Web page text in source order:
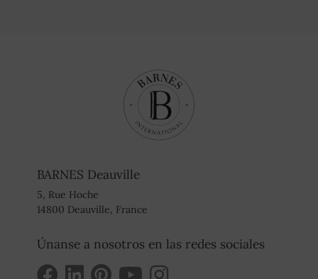
BARNES Deauville
5, Rue Hoche
14800 Deauville, France
Únanse a nosotros en las redes sociales